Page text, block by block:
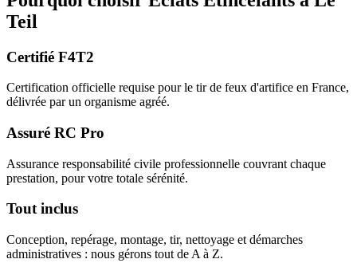
Teil
Certifié F4T2
Certification officielle requise pour le tir de feux d'artifice en France,
délivrée par un organisme agréé.
Assuré RC Pro
Assurance responsabilité civile professionnelle couvrant chaque
prestation, pour votre totale sérénité.
Tout inclus
Conception, repérage, montage, tir, nettoyage et démarches
administratives : nous gérons tout de A à Z.